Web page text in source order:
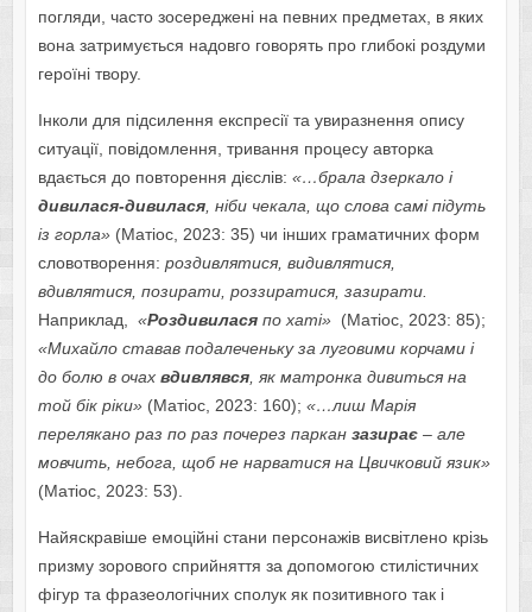
погляди, часто зосереджені на певних предметах, в яких
вона затримується надовго говорять про глибокі роздуми
героїні твору.
Інколи для підсилення експресії та увиразнення опису
ситуації, повідомлення, тривання процесу авторка
вдається до повторення дієслів: «…брала дзеркало і
дивилася-дивилася, ніби чекала, що слова самі підуть
із горла»(Матіос, 2023: 35) чи інших граматичних форм
словотворення: роздивлятися, видивлятися,
вдивлятися, позирати, роззиратися, зазирати.
Наприклад, «Роздивиласяпо хаті» (Матіос, 2023: 85);
«Михайло ставав подалеченьку за луговими корчами і
до болю в очах вдивлявся, як матронка дивиться на
той бік ріки»(Матіос, 2023: 160); «…лиш Марія
перелякано раз по раз почерез паркан зазирає– але
мовчить, небога, щоб не нарватися на Цвичковий язик»
(Матіос, 2023: 53).
Найяскравіше емоційні стани персонажів висвітлено крізь
призму зорового сприйняття за допомогою стилістичних
фігур та фразеологічних сполук як позитивного так і